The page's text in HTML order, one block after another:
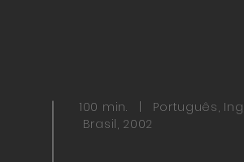
100 min. | Português,
Brasil, 2002